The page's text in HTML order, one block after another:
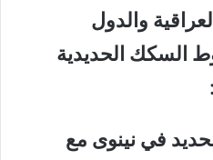
والدول
السكك الحديدية
في نينوى مع